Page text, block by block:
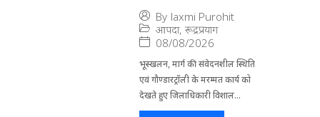
By laxmi Purohit
आपदा, रूद्रप्रयाग
08/08/2026
भूस्खलन, मार्ग की संवेदनशील स्थिति
एवं गौण्डारट्रॉली के मरम्मत कार्य को
देखते हुए जिलाधिकारी विशाल...